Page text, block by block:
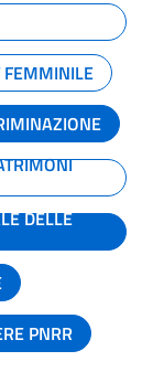
FEMMINILE
DELLE
PNRR